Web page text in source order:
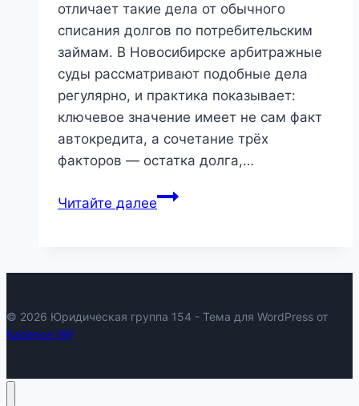
отличает такие дела от обычного
списания долгов по потребительским
займам. В Новосибирске арбитражные
суды рассматривают подобные дела
регулярно, и практика показывает:
ключевое значение имеет не сам факт
автокредита, а сочетание трёх
факторов — остатка долга,…
Читайте далееБанкротство
на
© 2026 Юридическая группа 154 - Тема для WordPress от
Kadence WP